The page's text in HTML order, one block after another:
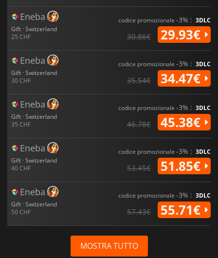
Eneba
Gift · Switzerland
25 CHF
codice promozionale -3% : 3DLC
30.86€ 29.93€
Eneba
Gift · Switzerland
30 CHF
codice promozionale -3% : 3DLC
35.54€ 34.47€
Eneba
Gift · Switzerland
35 CHF
codice promozionale -3% : 3DLC
46.78€ 45.38€
Eneba
Gift · Switzerland
40 CHF
codice promozionale -3% : 3DLC
53.45€ 51.85€
Eneba
Gift · Switzerland
50 CHF
codice promozionale -3% : 3DLC
57.43€ 55.71€
MOSTRA TUTTO